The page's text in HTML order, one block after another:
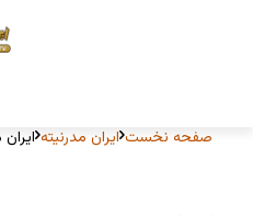
صفحه نخست ایران مدرنیته